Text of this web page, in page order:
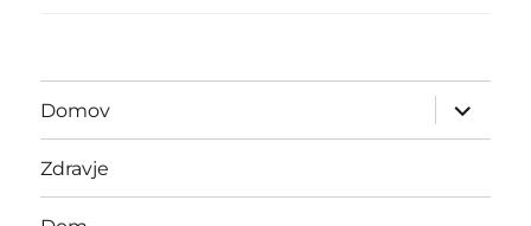
Domov
expand
child
menu
Zdravje